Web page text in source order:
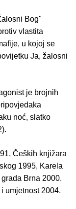
Bog"
vlastita
u kojoj se
Ja, žalosni
je brojnih
noć, slatko
Čeških knjižara
1995, Karela
Brna 2000.
umjetnost 2004.